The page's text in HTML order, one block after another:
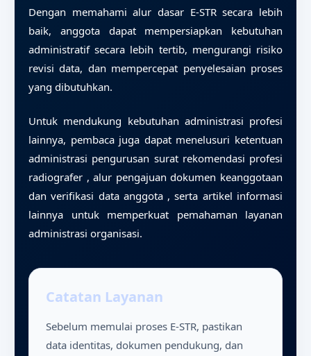
Dengan memahami alur dasar E-STR secara lebih
baik, anggota dapat mempersiapkan kebutuhan
administratif secara lebih tertib, mengurangi risiko
revisi data, dan mempercepat penyelesaian proses
yang dibutuhkan.
Untuk mendukung kebutuhan administrasi profesi
lainnya, pembaca juga dapat menelusuri ketentuan
administrasi pengurusan surat rekomendasi profesi
radiografer ,alur pengajuan dokumen keanggotaan
dan verifikasi data anggota , serta artikel informasi
lainnya untuk memperkuat pemahaman layanan
administrasi organisasi.
Catatan Layanan
Sebelum memulai proses E-STR, pastikan
data identitas, dokumen pendukung, dan